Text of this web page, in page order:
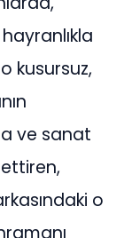
kusursuz,
ve sanat
o